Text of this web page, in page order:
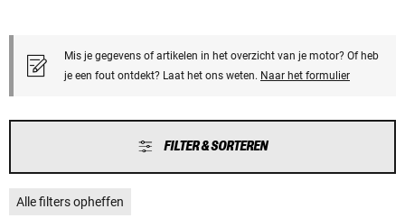
Mis je gegevens of artikelen in het overzicht van je motor? Of heb
je een fout ontdekt? Laat het ons weten. Naar het formulier
FILTER & SORTEREN
Alle filters opheffen